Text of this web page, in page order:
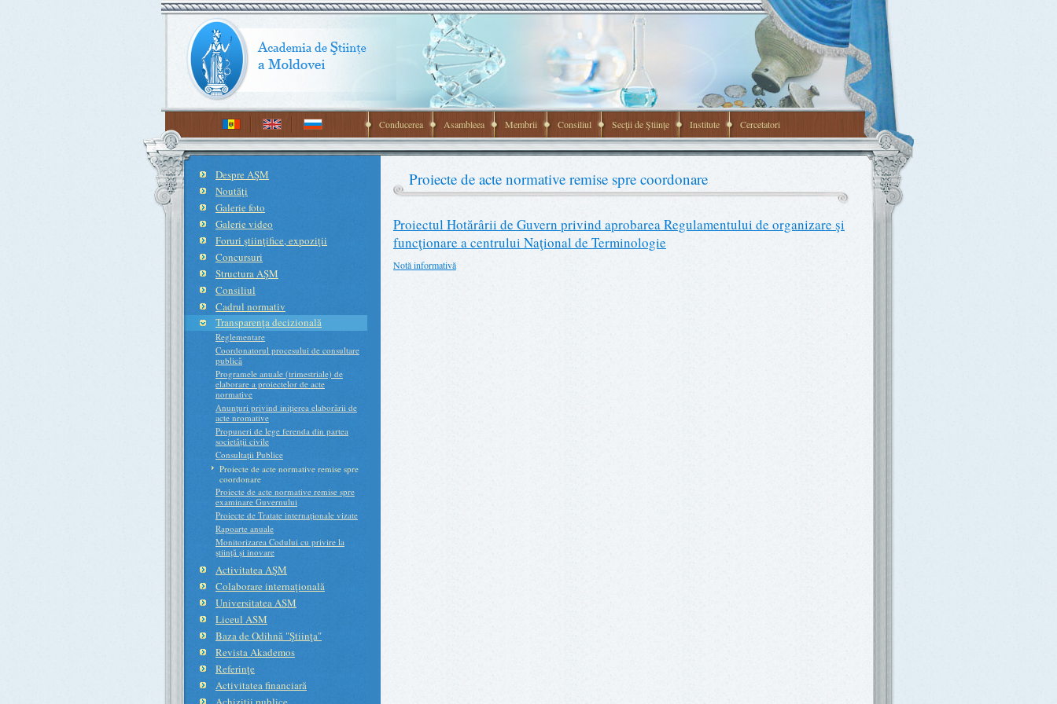
Conducerea Asambleea Membrii Consiliul Secţii de Ştiinţe Institute Cercetatori
Despre AŞM
Noutăţi
Galerie foto
Galerie video
Foruri ştiinţifice, expoziţii
Concursuri
Structura AŞM
Consiliul
Cadrul normativ
Transparenţa decizională
Reglementare
Coordonatorul procesului de consultare
publică
Programele anuale (trimestriale) de
elaborare a proiectelor de acte
normative
Anunțuri privind inițierea elaborării de
acte nromative
Propuneri de lege ferenda din partea
societății civile
Consultații Publice
Proiecte de acte normative remise spre
coordonare
Proiecte de acte normative remise spre
examinare Guvernului
Proiecte de Tratate internaționale vizate
Rapoarte anuale
Monitorizarea Codului cu privire la
știință și inovare
Activitatea AŞM
Colaborare internaţională
Universitatea ASM
Liceul ASM
Baza de Odihnă "Ştiinţa"
Revista Akademos
Referinţe
Activitatea financiară
Proiecte de acte normative remise spre coordonare
Proiectul Hotărârii de Guvern privind aprobarea Regulamentului de organizare şi
funcţionare a centrului Naţional de Terminologie
Notă informativă